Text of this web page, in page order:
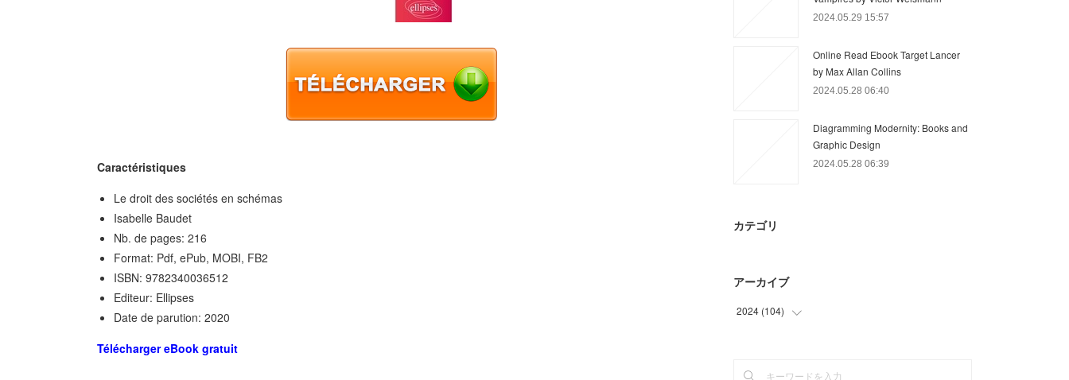
Caractéristiques
Le droit des sociétés en schémas
Isabelle Baudet
Nb. de pages: 216
Format: Pdf, ePub, MOBI, FB2
ISBN: 9782340036512
Editeur: Ellipses
Date de parution: 2020
Télécharger eBook gratuit
2024.05.29 15:57
Online Read Ebook Target Lancer
by Max Allan Collins
2024.05.28 06:40
Diagramming Modernity: Books and
Graphic Design
2024.05.28 06:39
カテゴリ
アーカイブ
2024 (104)